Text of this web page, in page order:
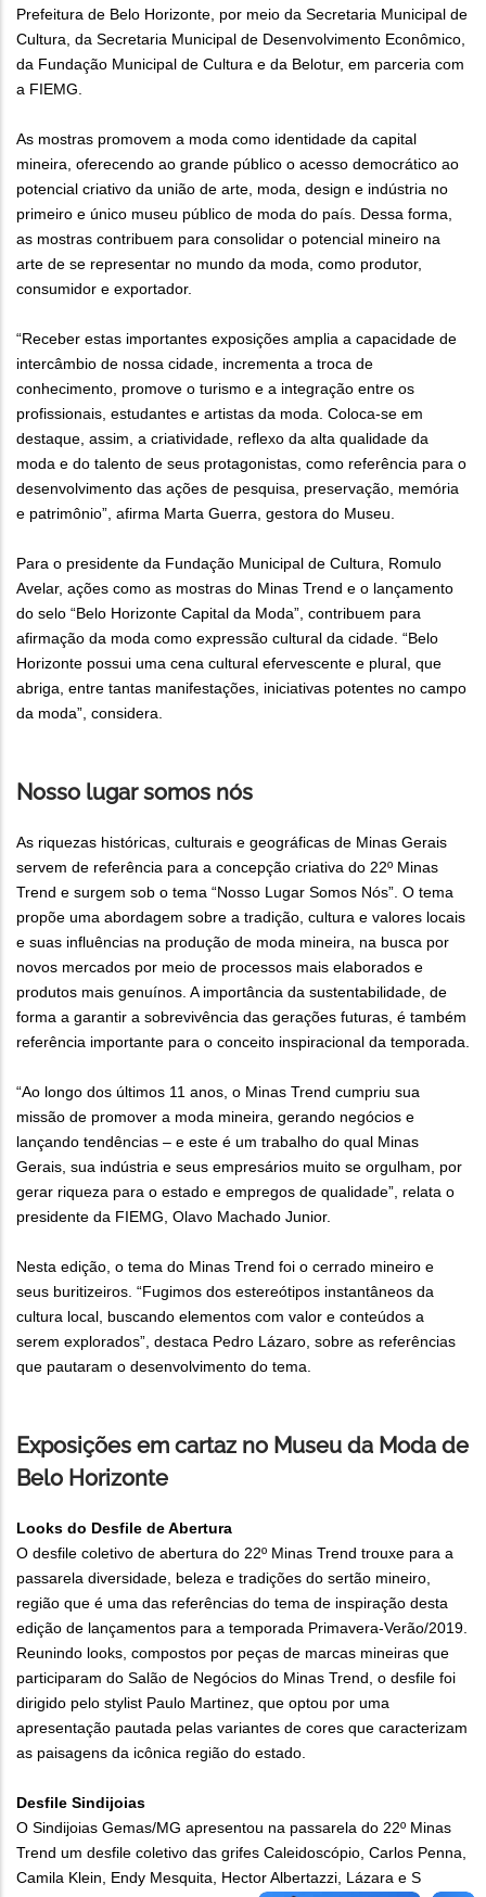
Prefeitura de Belo Horizonte, por meio da Secretaria Municipal de
Cultura, da Secretaria Municipal de Desenvolvimento Econômico,
da Fundação Municipal de Cultura e da Belotur, em parceria com
a FIEMG.
As mostras promovem a moda como identidade da capital
mineira, oferecendo ao grande público o acesso democrático ao
potencial criativo da união de arte, moda, design e indústria no
primeiro e único museu público de moda do país. Dessa forma,
as mostras contribuem para consolidar o potencial mineiro na
arte de se representar no mundo da moda, como produtor,
consumidor e exportador.
“Receber estas importantes exposições amplia a capacidade de
intercâmbio de nossa cidade, incrementa a troca de
conhecimento, promove o turismo e a integração entre os
profissionais, estudantes e artistas da moda. Coloca-se em
destaque, assim, a criatividade, reflexo da alta qualidade da
moda e do talento de seus protagonistas, como referência para o
desenvolvimento das ações de pesquisa, preservação, memória
e patrimônio”, afirma Marta Guerra, gestora do Museu.
Para o presidente da Fundação Municipal de Cultura, Romulo
Avelar, ações como as mostras do Minas Trend e o lançamento
do selo “Belo Horizonte Capital da Moda”, contribuem para
afirmação da moda como expressão cultural da cidade. “Belo
Horizonte possui uma cena cultural efervescente e plural, que
abriga, entre tantas manifestações, iniciativas potentes no campo
da moda”, considera.
Nosso lugar somos nós
As riquezas históricas, culturais e geográficas de Minas Gerais
servem de referência para a concepção criativa do 22º Minas
Trend e surgem sob o tema “Nosso Lugar Somos Nós”. O tema
propõe uma abordagem sobre a tradição, cultura e valores locais
e suas influências na produção de moda mineira, na busca por
novos mercados por meio de processos mais elaborados e
produtos mais genuínos. A importância da sustentabilidade, de
forma a garantir a sobrevivência das gerações futuras, é também
referência importante para o conceito inspiracional da temporada.
“Ao longo dos últimos 11 anos, o Minas Trend cumpriu sua
missão de promover a moda mineira, gerando negócios e
lançando tendências – e este é um trabalho do qual Minas
Gerais, sua indústria e seus empresários muito se orgulham, por
gerar riqueza para o estado e empregos de qualidade”, relata o
presidente da FIEMG, Olavo Machado Junior.
Nesta edição, o tema do Minas Trend foi o cerrado mineiro e
seus buritizeiros. “Fugimos dos estereótipos instantâneos da
cultura local, buscando elementos com valor e conteúdos a
serem explorados”, destaca Pedro Lázaro, sobre as referências
que pautaram o desenvolvimento do tema.
Exposições em cartaz no Museu da Moda de
Belo Horizonte
Looks do Desfile de Abertura
O desfile coletivo de abertura do 22º Minas Trend trouxe para a
passarela diversidade, beleza e tradições do sertão mineiro,
região que é uma das referências do tema de inspiração desta
edição de lançamentos para a temporada Primavera-Verão/2019.
Reunindo looks, compostos por peças de marcas mineiras que
participaram do Salão de Negócios do Minas Trend, o desfile foi
dirigido pelo stylist Paulo Martinez, que optou por uma
apresentação pautada pelas variantes de cores que caracterizam
as paisagens da icônica região do estado.
Desfile Sindijoias
O Sindijoias Gemas/MG apresentou na passarela do 22º Minas
Trend um desfile coletivo das grifes Caleidoscópio, Carlos Penna,
Camila Klein, Endy Mesquita, Hector Albertazzi, Lázara e S